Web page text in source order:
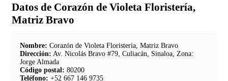
Datos de Corazón de Violeta Floristería,
Matriz Bravo
Nombre: Corazón de Violeta Floristería, Matriz Bravo
Dirección: Av. Nicolás Bravo #79, Culiacán, Sinaloa, Zona:
Jorge Almada
Código postal: 80200
Teléfono: +52 667 146 9735